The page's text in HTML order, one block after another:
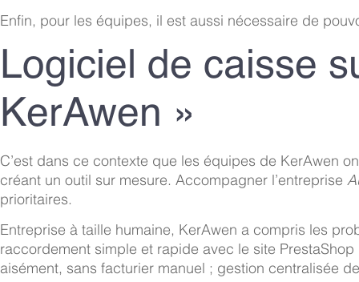
Enfin, pour les équipes, il est aussi nécessaire de
Logiciel de caisse
KerAwen »
C’est dans ce contexte que les équipes de KerAwen
créant un outil sur mesure. Accompagner l’entreprise
prioritaires.
Entreprise à taille humaine, KerAwen a compris les
raccordement simple et rapide avec le site
aisément, sans facturier manuel ; gestion centralisée